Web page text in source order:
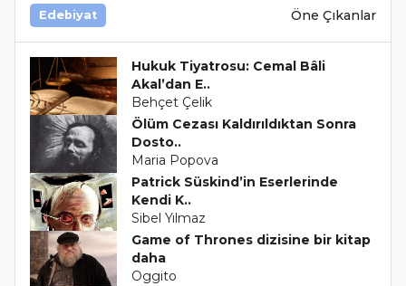
Edebiyat Öne Çıkanlar
Hukuk Tiyatrosu: Cemal Bâli
Akal’dan E..
Behçet Çelik
Ölüm Cezası Kaldırıldıktan Sonra
Dosto..
Maria Popova
Patrick Süskind’in Eserlerinde
Kendi K..
Sibel Yılmaz
Game of Thrones dizisine bir kitap
daha
Oggito